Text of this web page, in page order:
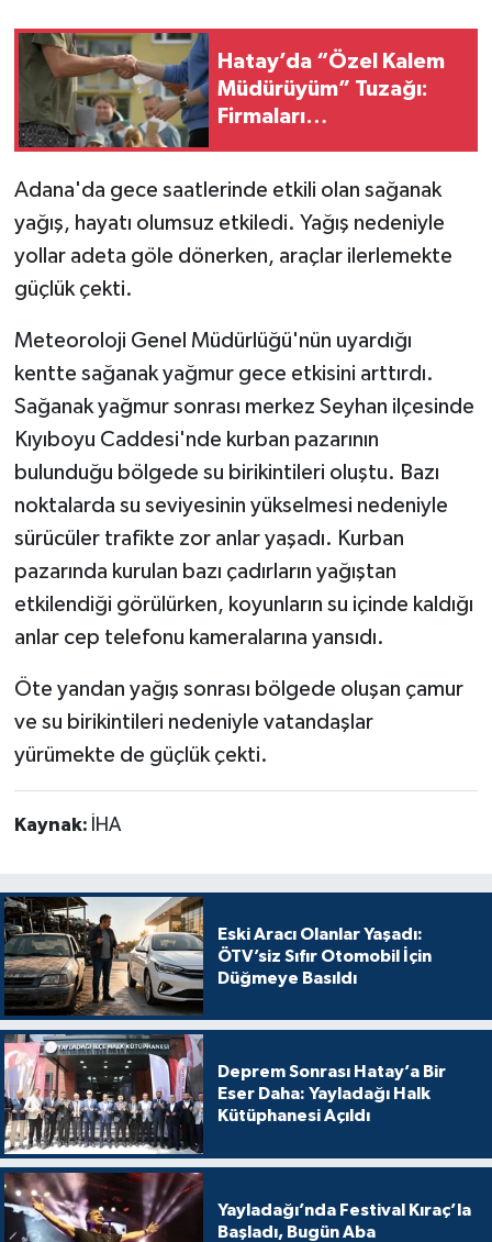
Hatay’da “Özel Kalem
Müdürüyüm” Tuzağı:
Firmaları
Adana'da gece saatlerinde etkili olan sağanak
yağış, hayatı olumsuz etkiledi. Yağış nedeniyle
yollar adeta göle dönerken, araçlar ilerlemekte
güçlük çekti.
Meteoroloji Genel Müdürlüğü'nün uyardığı
kentte sağanak yağmur gece etkisini arttırdı.
Sağanak yağmur sonrası merkez Seyhan ilçesinde
Kıyıboyu Caddesi'nde kurban pazarının
bulunduğu bölgede su birikintileri oluştu. Bazı
noktalarda su seviyesinin yükselmesi nedeniyle
sürücüler trafikte zor anlar yaşadı. Kurban
pazarında kurulan bazı çadırların yağıştan
etkilendiği görülürken, koyunların su içinde kaldığı
anlar cep telefonu kameralarına yansıdı.
Öte yandan yağış sonrası bölgede oluşan çamur
ve su birikintileri nedeniyle vatandaşlar
yürümekte de güçlük çekti.
Kaynak: İHA
Eski Aracı Olanlar Yaşadı:
ÖTV’siz Sıfır Otomobil İçin
Düğmeye Basıldı
Deprem Sonrası Hatay’a Bir
Eser Daha: Yayladağı Halk
Kütüphanesi Açıldı
Yayladağı’nda Festival Kıraç’la
Başladı, Bugün Aba